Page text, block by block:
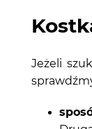
Jeżeli